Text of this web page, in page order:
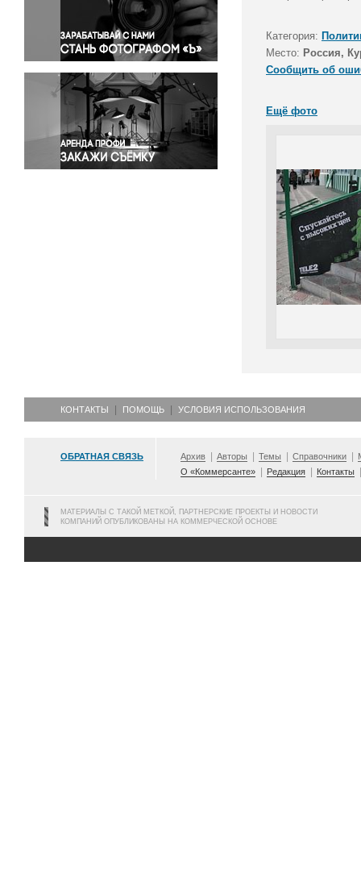
Правосудие
Происшествия и конфликты
Религия
Светская жизнь
Спорт
Экология
Экономика и бизнес
Категория:
Место: Россия,
Сообщить об
Ещё фото
КОНТАКТЫ ПОМОЩЬ УСЛОВИЯ ИСПОЛЬЗОВАНИЯ
ОБРАТНАЯ СВЯЗЬ Архив Авторы Темы Справочники
О «Коммерсанте»
Редакция Контакты
МАТЕРИАЛЫ С ТАКОЙ МЕТКОЙ, ПАРТНЕРСКИЕ ПРОЕКТЫ И НОВОСТИ
КОМПАНИЙ ОПУБЛИКОВАНЫ НА КОММЕРЧЕСКОЙ ОСНОВЕ